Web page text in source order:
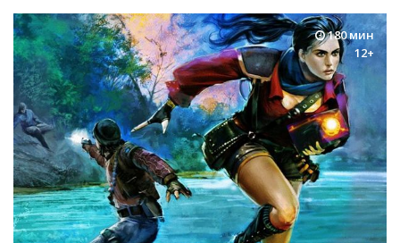
180 мин
12+